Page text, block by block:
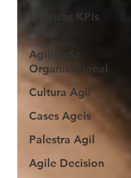
Metricas KPIs
Ageis
Agilidade
Organizacional
Cultura Agil
Cases Ageis
Palestra Agil
Agile Decision